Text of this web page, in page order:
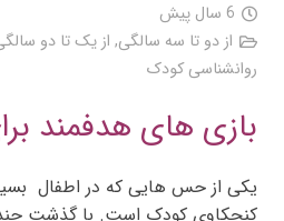
6 سال پیش
از دو تا سه سالگی, از یک تا دو
روانشناسی کودک
بازی های هدفمند
یکی از حس هایی که در اطفال
کنجکاوی کودک است. با گذشت چند